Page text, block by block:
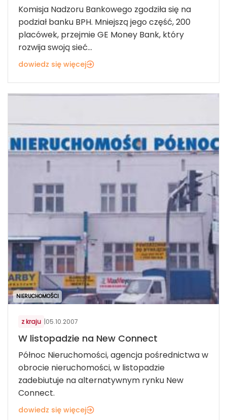
Komisja Nadzoru Bankowego zgodziła się na
podział banku BPH. Mniejszą jego część, 200
placówek, przejmie GE Money Bank, który
rozwija swoją sieć...
dowiedz się więcej
NIERUCHOMOŚCI
z kraju 05.10.2007
W listopadzie na New Connect
Północ Nieruchomości, agencja pośrednictwa w
obrocie nieruchomości, w listopadzie
zadebiutuje na alternatywnym rynku New
Connect.
dowiedz się więcej